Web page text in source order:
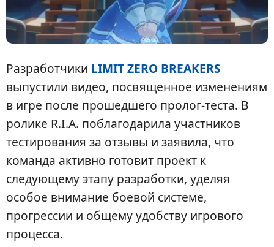
Разработчики LIMIT ZERO BREAKERS
выпустили видео, посвященное изменениям
в игре после прошедшего пролог-теста. В
ролике R.I.A. поблагодарила участников
тестирования за отзывы и заявила, что
команда активно готовит проект к
следующему этапу разработки, уделяя
особое внимание боевой системе,
прогрессии и общему удобству игрового
процесса.